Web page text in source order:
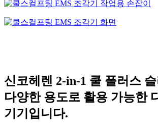
신코헤렌 2-in-1 쿨 플러스
다양한 용도로 활용 가능한
기기입니다.